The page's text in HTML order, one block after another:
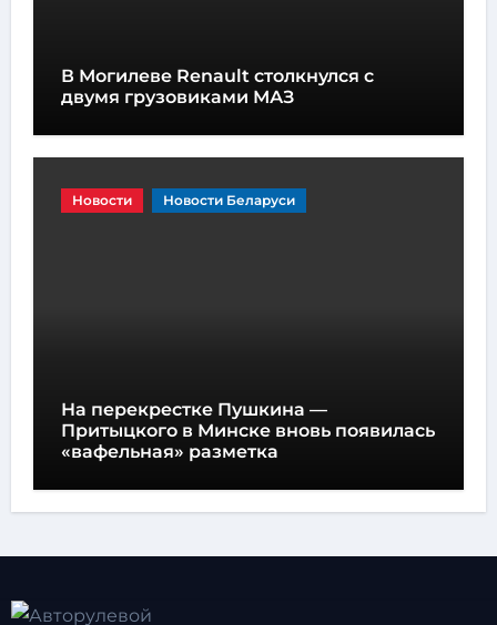
В Могилеве Renault столкнулся с
двумя грузовиками МАЗ
Новости Новости Беларуси
На перекрестке Пушкина —
Притыцкого в Минске вновь появилась
«вафельная» разметка